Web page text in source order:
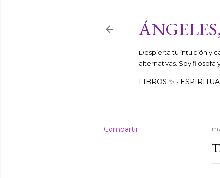
Despierta tu intuición y
alternativas. Soy filósofa
LIBROS ✨
Compartir